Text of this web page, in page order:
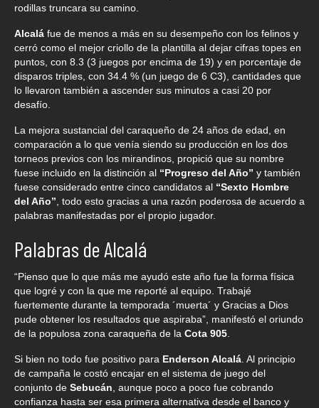
rodillas truncara su camino.
Alcalá fue de menos a más en su desempeño con los felinos y
cerró como el mejor criollo de la plantilla al dejar cifras topes en
puntos, con 8.3 (3 juegos por encima de 19) y en porcentaje de
disparos triples, con 34.4 % (un juego de 6 C3), cantidades que
lo llevaron también a ascender sus minutos a casi 20 por
desafío.
La mejora sustancial del caraqueño de 24 años de edad, en
comparación a lo que venía siendo su producción en los dos
torneos previos con los mirandinos, propició que su nombre
fuese incluido en la distinción al “Progreso del Año” y también
fuese considerado entre cinco candidatos al “Sexto Hombre
del Año” , todo esto gracias a una razón poderosa de acuerdo a
palabras manifestadas por el propio jugador.
Palabras de Alcalá
“Pienso que lo que más me ayudó este año fue la forma física
que logré y con la que me reporté al equipo. Trabajé
fuertemente durante la temporada ´muerta´ y Gracias a Dios
pude obtener los resultados que aspiraba”, manifestó el oriundo
de la populosa zona caraqueña de la Cota 905
Si bien no todo fue positivo para Enderson Alcalá . Al principio
de campaña le costó encajar en el sistema de juego del
conjunto de Sebucán , aunque poco a poco fue cobrando
confianza hasta ser esa primera alternativa desde el banco y